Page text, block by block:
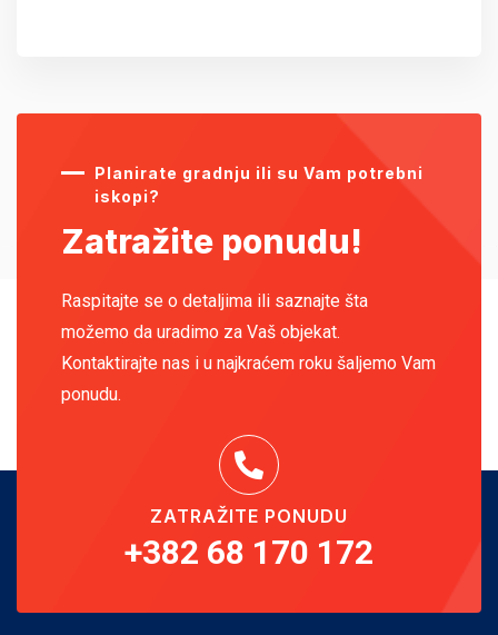
Planirate gradnju ili su Vam potrebni
iskopi?
Zatražite ponudu!
Raspitajte se o detaljima ili saznajte šta
možemo da uradimo za Vaš objekat.
Kontaktirajte nas i u najkraćem roku šaljemo Vam
ponudu.
ZATRAŽITE PONUDU
+382 68 170 172